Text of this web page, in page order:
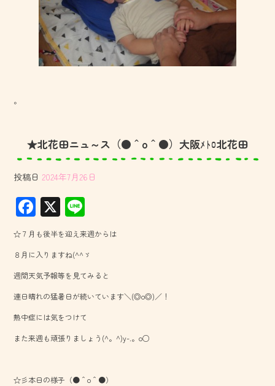
。
★北花田ニュ～ス（●＾o＾●）大阪ﾒﾄﾛ北花田
投稿日 2024年7月26日
F
ac
e
b
o
ok
X
ne
☆７月も後半を迎え来週からは
８月に入りますね(^^ゞ
週間天気予報等を見てみると
連日晴れの猛暑日が続いています＼(◎o◎)／！
熱中症には気をつけて
また来週も頑張りましょう(^。^)y-.。o○
☆彡本日の様子（●＾o＾●）